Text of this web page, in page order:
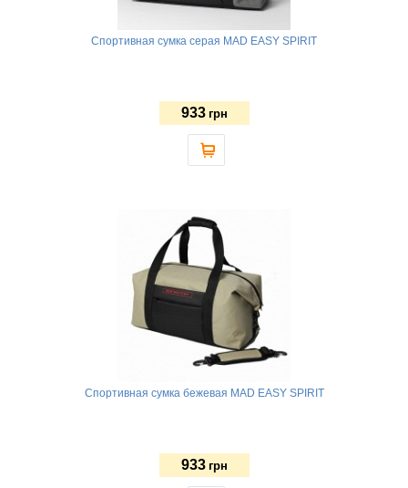
Спортивная сумка серая MAD EASY SPIRIT
933 грн
Спортивная сумка бежевая MAD EASY SPIRIT
933 грн